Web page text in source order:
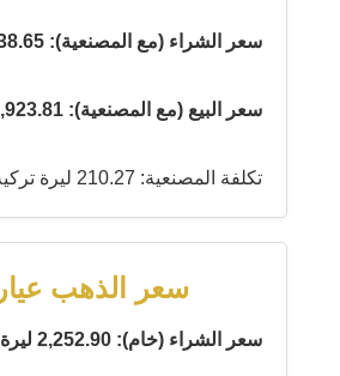
سعر الشراء (مع المصنعية): 2,838.65 ليرة تركية
سعر البيع (مع المصنعية): 2,923.81 ليرة تركية
تكلفة المصنعية: 210.27 ليرة تركية
سعر الذهب عيار 18
سعر الشراء (خام): 2,252.90 ليرة تركية